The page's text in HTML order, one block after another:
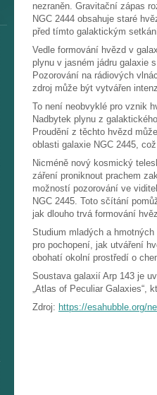
nezraněn. Gravitační zápas
NGC 2444 obsahuje staré
před tímto galaktickým
Vedle formování hvězd v
plynu v jasném jádru galaxie
Pozorování na rádiových
zdroj může být vytvářen
To není neobvyklé pro vznik
Nadbytek plynu z
Proudění z těchto hvězd
oblasti galaxie NGC 2445,
Nicméně nový kosmický
záření proniknout prachem
možností pozorování ve
NGC 2445. Toto sčítání
jak dlouho trvá formování
Studium mladých a
pro pochopení, jak utváření
obohatí okolní prostředí o
Soustava galaxií Arp 143 je
„Atlas of Peculiar Galaxies“,
Zdroj: https://esahubble.org/